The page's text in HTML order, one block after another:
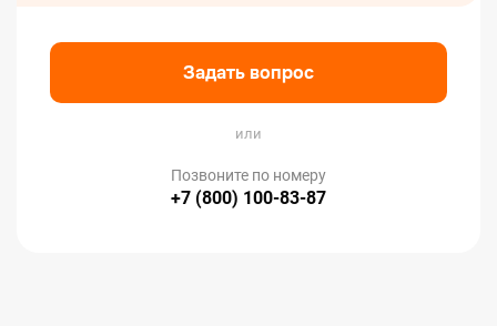
Задать вопрос
или
Позвоните по номеру
+7 (800) 100-83-87